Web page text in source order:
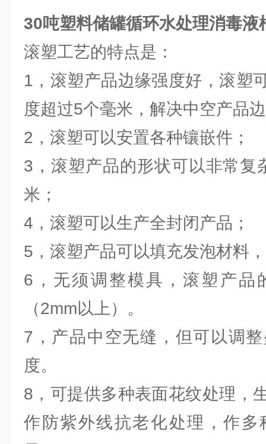
30吨塑料储罐循环水处理消毒液
滚塑工艺的特点是：
1，滚塑产品边缘强度好，滚塑
度超过5个毫米，解决中空产品
2，滚塑可以安置各种镶嵌件；
3，滚塑产品的形状可以非常复
米；
4，滚塑可以生产全封闭产品；
5，滚塑产品可以填充发泡材料
6，无须调整模具，滚塑产品
（2mm以上）。
7，产品中空无缝，但可以调
度。
8，可提供多种表面花纹处理，
作防紫外线抗老化处理，作多